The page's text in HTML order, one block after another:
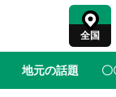
全国
地元の話題 〇